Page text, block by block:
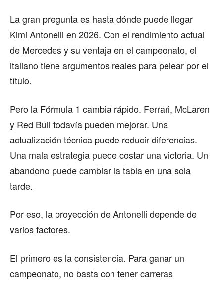
La gran pregunta es hasta dónde puede llegar
Kimi Antonelli en 2026. Con el rendimiento actual
de Mercedes y su ventaja en el campeonato, el
italiano tiene argumentos reales para pelear por el
título.
Pero la Fórmula 1 cambia rápido. Ferrari, McLaren
y Red Bull todavía pueden mejorar. Una
actualización técnica puede reducir diferencias.
Una mala estrategia puede costar una victoria. Un
abandono puede cambiar la tabla en una sola
tarde.
Por eso, la proyección de Antonelli depende de
varios factores.
El primero es la consistencia. Para ganar un
campeonato, no basta con tener carreras